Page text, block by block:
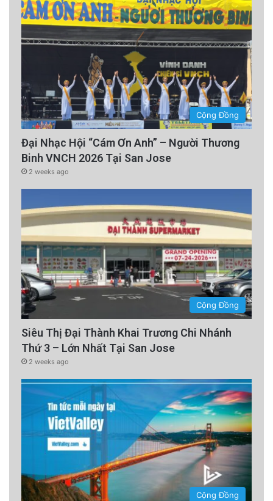
Cộng Đồng
Đại Nhạc Hội “Cám Ơn Anh” – Người Thương
Binh VNCH 2026 Tại San Jose
2 weeks ago
Cộng Đồng
Siêu Thị Đại Thành Khai Trương Chi Nhánh
Thứ 3 – Lớn Nhất Tại San Jose
2 weeks ago
Cộng Đồng